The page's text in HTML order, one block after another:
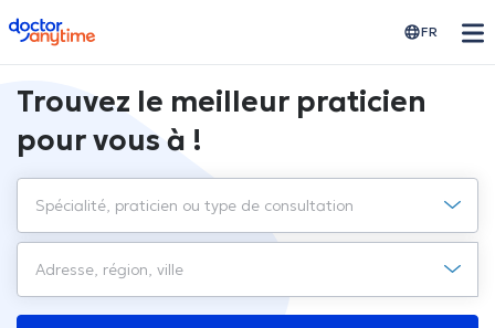
doctoranytime FR
Trouvez le meilleur praticien
pour vous à !